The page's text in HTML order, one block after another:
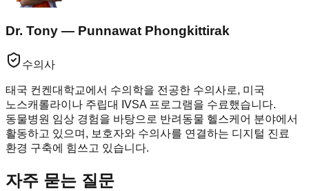
Dr. Tony — Punnawat Phongkittirak
수의사
태국 컨켄대학교에서 수의학을 전공한 수의사로, 미국
노스캐롤라이나 주립대 IVSA 프로그램을 수료했습니다.
동물병원 임상 경험을 바탕으로 반려동물 헬스케어 분야에서
활동하고 있으며, 보호자와 수의사를 연결하는 디지털 진료
환경 구축에 힘쓰고 있습니다.
자주 묻는 질문